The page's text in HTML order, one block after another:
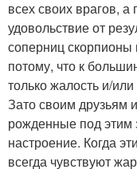
всех своих врагов, а
удовольствие от
соперниц скорпионы
потому, что к
только жалость и/
Зато своим
рожденные под этим
настроение. Когда
всегда чувствуют